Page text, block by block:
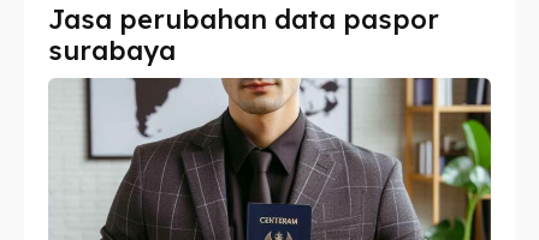
Imta
Legalisir
Apostille
Penerjemah
Imta
Legalisir
Apostille
Penerjemah
Jasa perubahan data paspor
surabaya